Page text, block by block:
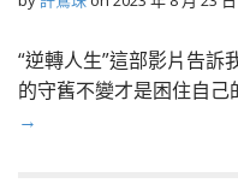
“逆轉人生”這部影片告訴
的守舊不變才是困住自
→